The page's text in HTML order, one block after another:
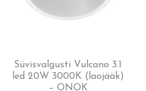
Süvisvalgusti Vulcano 3.1
led 20W 3000K (laojääk)
– ONOK